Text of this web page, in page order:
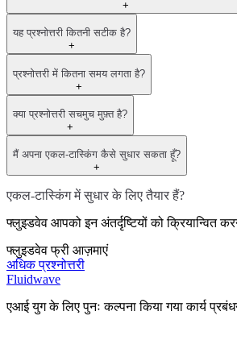
+
यह प्रश्नोत्तरी कितनी सटीक है?
+
प्रश्नोत्तरी में कितना समय लगता है?
+
क्या प्रश्नोत्तरी सचमुच मुफ़्त है?
+
मैं अपना एकल-टास्किंग कैसे सुधार सकता हूँ?
+
एकल-टास्किंग में सुधार के लिए तैयार हैं?
फ्लुइडवेव आपको इन अंतर्दृष्टियों को क्रियान्वित
फ्लुइडवेव फ्री आज़माएं
अधिक प्रश्नोत्तरी
Fluidwave
एआई युग के लिए पुनः कल्पना किया गया कार्य